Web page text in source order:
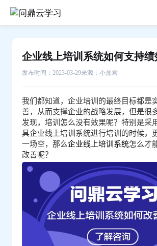
善？-
企业线上培训系统如何支持绩
发布时间：2023-03-29来源：小鼎君
我们都知道，企业培训的最终目标都是
善，从而支撑企业的战略发展，但是很
发现，培训怎么没有效果呢？特别是采
具企业线上培训系统进行培训的时候，
一场空，那么企业线上培训系统怎么才
改善呢？